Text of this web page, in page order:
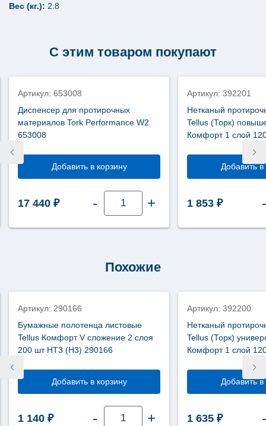
Вес (кг.): 2.8
С этим товаром покупают
Артикул: 653008
Диспенсер для протирочных
материалов Tork Performance W2
653008
Добавить в корзину
17 440 ₽ -
Количество
товара
для
протирочных
W2
653008
+
Артикул: 392201
Нетканый
Tellus (Торк)
Комфорт 1 слой
Добавить в
1 853 ₽ -
Похожие
Артикул: 290166
Бумажные полотенца листовые
Tellus Комфорт V сложение 2 слоя
200 шт НТ3 (Н3) 290166
Добавить в корзину
1 140 ₽ -
Количество
товара
+
Артикул: 392200
Нетканый
Tellus (Торк)
Комфорт 1 слой
Добавить в
1 635 ₽ -